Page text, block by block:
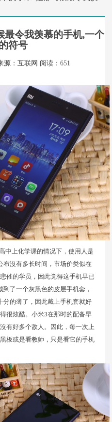
最令我羡慕的手机,一个
符号
源：互联网 阅读：651
中上化学课的情况下，使用人是
布沒有多长时间，市场价类似在
催的学员，因此觉得这手机早已
了一个灰黑色的皮层手机套，
分的薄了，因此戴上手机套就好
很炫酷。小米3在那时的配备早
有好多个敌人。因此，每一次上
板或是看教师，只是看它的手机